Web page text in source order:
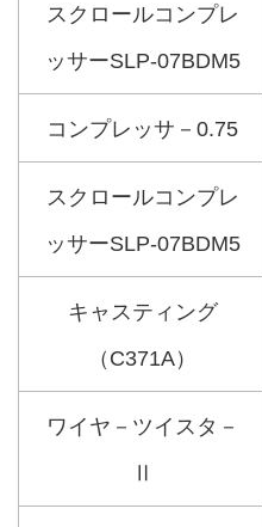
スクロールコンプレ
ッサーSLP-07BDM5
コンプレッサ－0.75
スクロールコンプレ
ッサーSLP-07BDM5
キャスティング
（C371A）
ワイヤ－ツイスタ－
Ⅱ